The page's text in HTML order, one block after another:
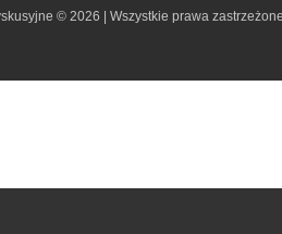
© 2026 | Wszystkie prawa zastrzeżone